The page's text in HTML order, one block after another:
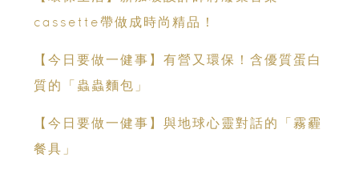
cassette帶做成時尚精品！
【今日要做一健事】有營又環保！含優質蛋白
質的「蟲蟲麵包」
【今日要做一健事】與地球心靈對話的「霧霾
餐具」